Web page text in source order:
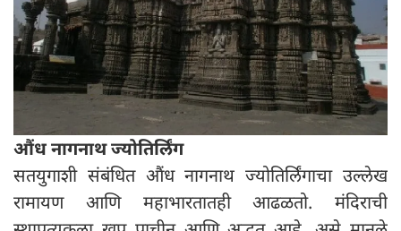
औंध नागनाथ ज्योतिर्लिंग
सतयुगाशी संबंधित औंध नागनाथ ज्योतिर्लिंगाचा उल्लेख
रामायण आणि महाभारतातही आढळतो. मंदिराची